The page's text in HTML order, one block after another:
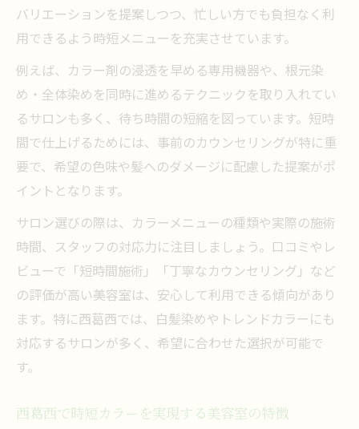
バリエーションを提案しつつ、忙しい方でも負担なく利
用できるよう時短メニューを充実させています。
例えば、カラー剤の浸透を早める専用機器や、根元染
め・全体染めを同時に進めるテクニックを取り入れてい
るサロンも多く、待ち時間の短縮を図っています。短時
間で仕上げるためには、事前のカウンセリングが特に重
要で、希望の色味や髪へのダメージに配慮した提案がポ
イントとなります。
サロン選びの際は、カラーメニューの種類や実際の施術
時間、スタッフの対応力に注目しましょう。口コミやレ
ビューで「短時間施術」「丁寧なカウンセリング」など
の評価が高い美容室は、安心して利用できる傾向があり
ます。特に西葛西では、白髪染めやトレンドカラーにも
対応するサロンが多く、希望に合わせた選択が可能で
す。
西葛西で時短カラーを実現する美容室の特徴